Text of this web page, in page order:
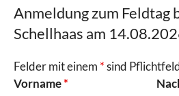
Anmeldung zum Feldtag
Schellhaas am
Felder mit einem *sind
Vorname*